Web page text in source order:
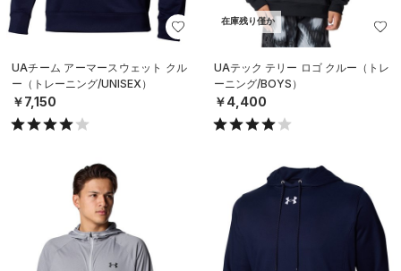
UAチーム アーマースウェット クル
ー（トレーニング/UNISEX）
￥7,150
在庫残り僅か
UAテック テリー ロゴ クルー（トレ
ーニング/BOYS）
￥4,400